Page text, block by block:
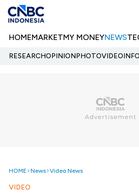
HOMEMARKETMY MONEYNEWS
RESEARCHOPINIONPHOTOVIDEO
HOME News Video News
VIDEO